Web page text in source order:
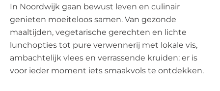
In Noordwijk gaan bewust leven en culinair
genieten moeiteloos samen. Van gezonde
maaltijden, vegetarische gerechten en lichte
lunchopties tot pure verwennerij met lokale vis,
ambachtelijk vlees en verrassende kruiden: er is
voor ieder moment iets smaakvols te ontdekken.